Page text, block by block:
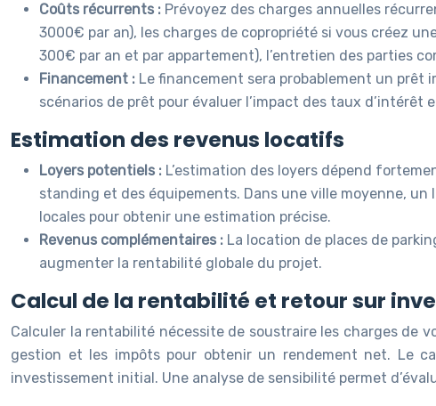
Coûts récurrents : Prévoyez des charges annuelles
3000€ par an), les charges de copropriété si vous créez
300€ par an et par appartement), l’entretien des parties
Financement : Le financement sera probablement un prêt
scénarios de prêt pour évaluer l’impact des taux
Estimation des revenus locatifs
Loyers potentiels : L’estimation des loyers dépend
standing et des équipements. Dans une ville moyenne,
locales pour obtenir une estimation précise.
Revenus complémentaires : La location de places de
augmenter la rentabilité globale du projet.
Calcul de la rentabilité et retour sur
Calculer la rentabilité nécessite de soustraire les charges de
gestion et les impôts pour obtenir un rendement net. Le
investissement initial. Une analyse de sensibilité permet